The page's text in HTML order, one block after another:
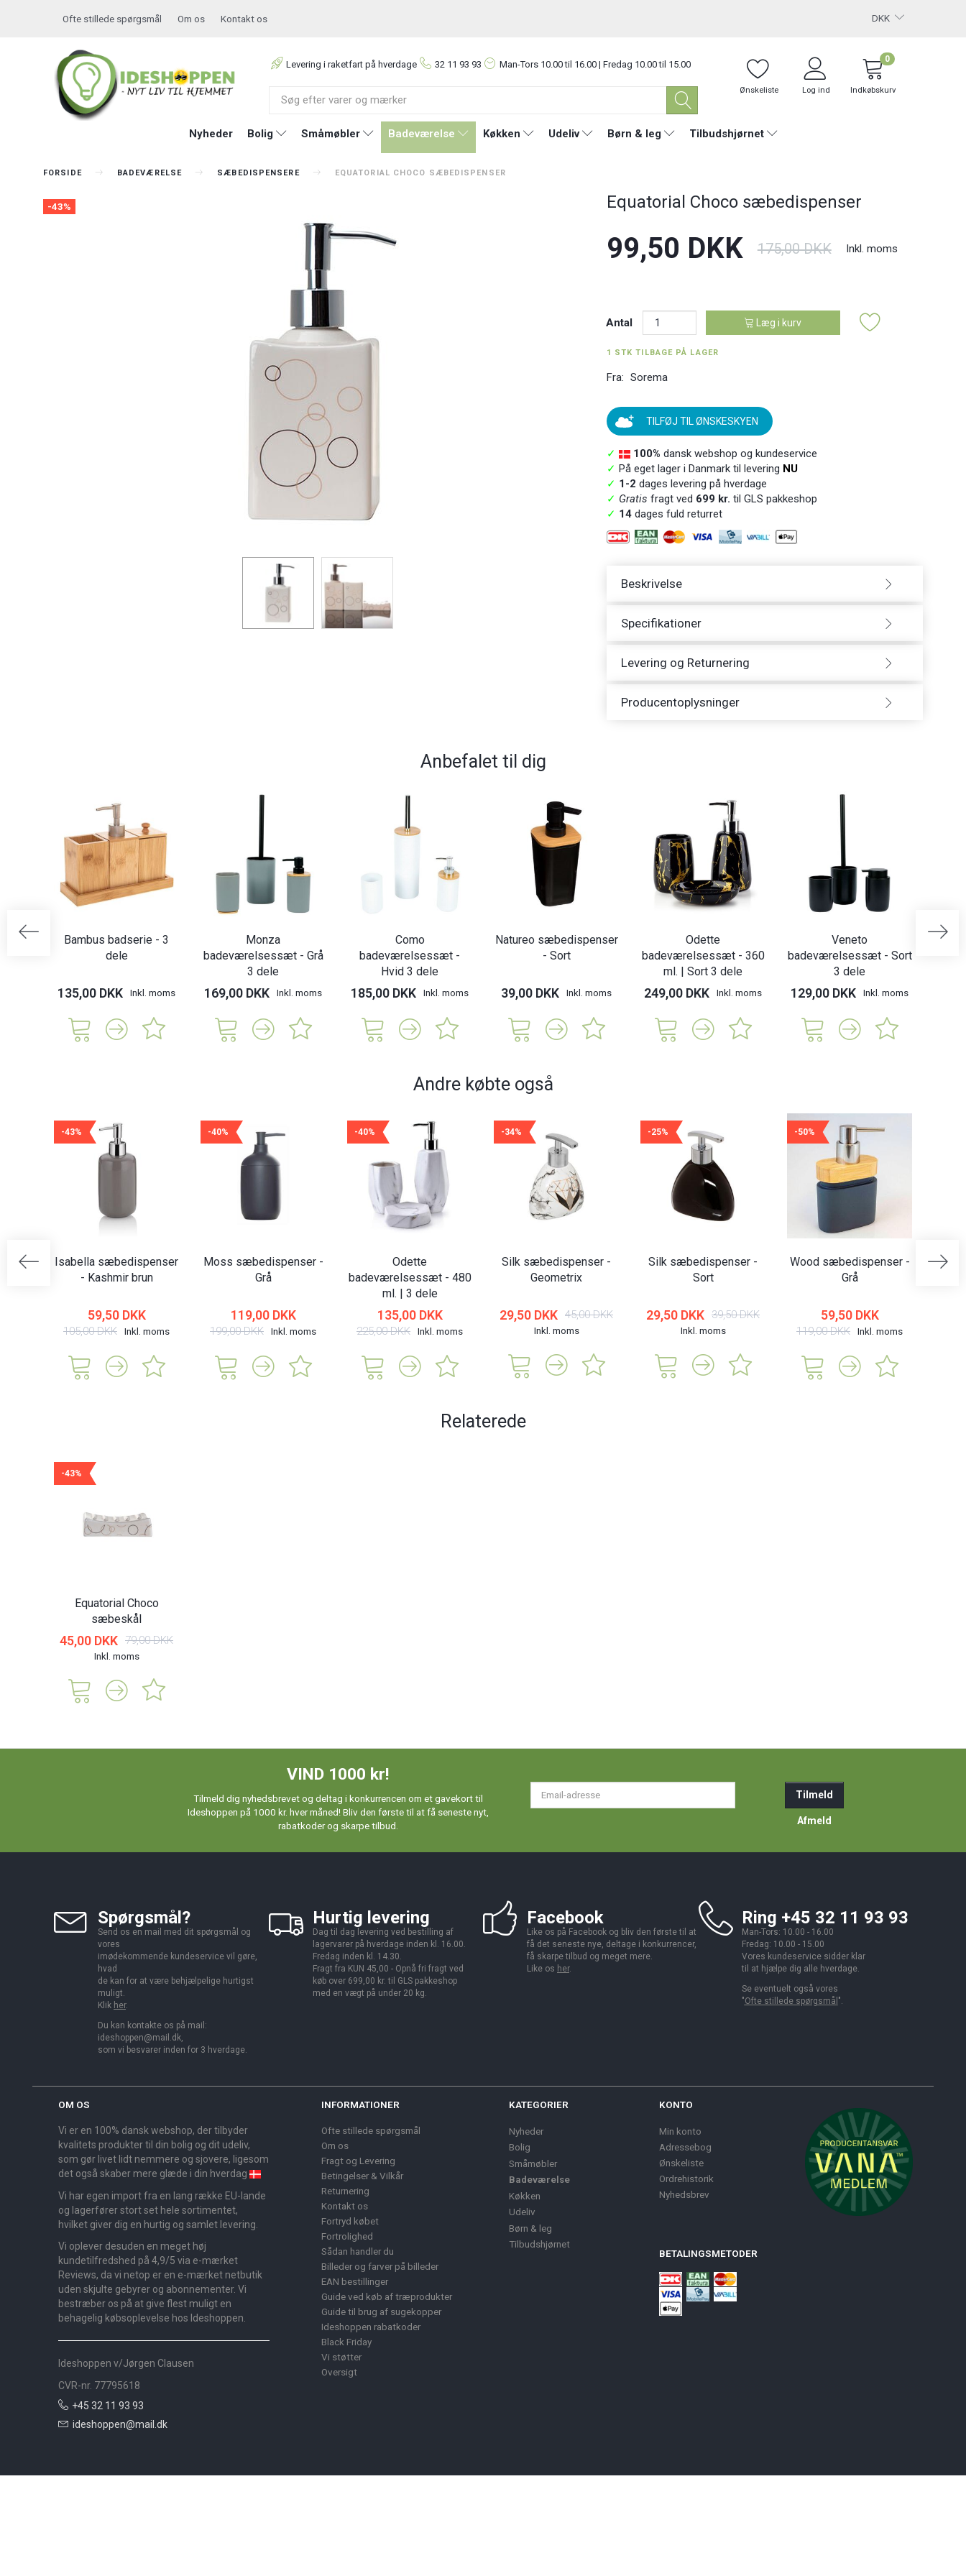
DKK
Ofte stillede spørgsmål Om os Kontakt os
Levering i raketfart på hverdage 32 11 93 93 Man-Tors 10.00 til 16.00 | Fredag 10.00 til 15.00
Ønskeliste Log ind Indkøbskurv
0
Nyheder Bolig Småmøbler Badeværelse Køkken Udeliv Børn & leg Tilbudshjørnet
FORSIDE BADEVÆRELSE SÆBEDISPENSERE EQUATORIAL CHOCO SÆBEDISPENSER
-43% Equatorial Choco sæbedispenser
99,50 DKK 175,00 DKK Inkl. moms
Antal Læg i kurv
1 STK TILBAGE PÅ LAGER
Fra: Sorema
TILFØJ TIL ØNSKESKYEN
✓ 100% dansk webshop og kundeservice
✓ På eget lager i Danmark til levering NU
✓ 1-2 dages levering på hverdage
✓ Gratis fragt ved 699 kr. til GLS pakkeshop
✓ 14dages fuld returret
Beskrivelse
Specifikationer
Levering og Returnering
Producentoplysninger
Anbefalet til dig
Bambus badserie - 3
dele
135,00 DKK Inkl. moms
Monza
badeværelsessæt - Grå
3 dele
169,00 DKK Inkl. moms
Como
badeværelsessæt -
Hvid 3 dele
185,00 DKK Inkl. moms
Natureo sæbedispenser
- Sort
39,00 DKK Inkl. moms
Odette
badeværelsessæt - 360
ml. | Sort 3 dele
249,00 DKK Inkl. moms
Veneto
badeværelsessæt - Sort
3 dele
129,00 DKK Inkl. moms
Andre købte også
-43%
Isabella sæbedispenser
- Kashmir brun
59,50 DKK
105,00 DKK Inkl. moms
-40%
Moss sæbedispenser -
Grå
119,00 DKK
199,00 DKK Inkl. moms
-40%
Odette
badeværelsessæt - 480
ml. | 3 dele
135,00 DKK
225,00 DKK Inkl. moms
-34%
Silk sæbedispenser -
Geometrix
29,50 DKK 45,00 DKK
Inkl. moms
-25%
Silk sæbedispenser -
Sort
29,50 DKK 39,50 DKK
Inkl. moms
-50%
Wood sæbedispenser -
Grå
59,50 DKK
119,00 DKK Inkl. moms
Relaterede
-43%
Equatorial Choco
sæbeskål
45,00 DKK 79,00 DKK
Inkl. moms
VIND 1000 kr!
Tilmeld dig nyhedsbrevet og deltag i konkurrencen om et gavekort til
Ideshoppen på 1000 kr. hver måned! Bliv den første til at få seneste nyt,
rabatkoder og skarpe tilbud.
Tilmeld
Afmeld
Spørgsmål?
Send os en mail med dit spørgsmål og
vores
imødekommende kundeservice vil gøre,
hvad
de kan for at være behjælpelige hurtigst
muligt.
Klik her.
Du kan kontakte os på mail:
ideshoppen@mail.dk,
som vi besvarer inden for 3 hverdage.
Hurtig levering
Dag til dag levering ved bestilling af
lagervarer på hverdage inden kl. 16.00.
Fredag inden kl. 14.30.
Fragt fra KUN 45,00 - Opnå fri fragt ved
køb over 699,00 kr. til GLS pakkeshop
med en vægt på under 20 kg.
Facebook
Like os på Facebook og bliv den første til at
få det seneste nye, deltage i konkurrencer,
få skarpe tilbud og meget mere.
Like os her.
Ring +45 32 11 93 93
Man-Tors: 10.00 - 16.00
Fredag: 10.00 - 15.00
Vores kundeservice sidder klar
til at hjælpe dig alle hverdage.
Se eventuelt også vores
"Ofte stillede spørgsmål ".
OM OS
Vi er en 100% dansk webshop, der tilbyder
kvalitets produkter til din bolig og dit udeliv,
som gør livet lidt nemmere og sjovere, ligesom
det også skaber mere glæde i din hverdag
Vi har egen import fra en lang række EU-lande
og lagerfører stort set hele sortimentet,
hvilket giver dig en hurtig og samlet levering.
Vi oplever desuden en meget høj
kundetilfredshed på 4,9/5 via e-mærket
Reviews, da vi netop er en e-mærket netbutik
uden skjulte gebyrer og abonnementer. Vi
bestræber os på at give flest muligt en
behagelig købsoplevelse hos Ideshoppen.
Ideshoppen v/Jørgen Clausen
CVR-nr. 77795618
+45 32 11 93 93
ideshoppen@mail.dk
INFORMATIONER
Ofte stillede spørgsmål
Om os
Fragt og Levering
Betingelser & Vilkår
Returnering
Kontakt os
Fortryd købet
Fortrolighed
Sådan handler du
Billeder og farver på billeder
EAN bestillinger
Guide ved køb af træprodukter
Guide til brug af sugekopper
Ideshoppen rabatkoder
Black Friday
Vi støtter
Oversigt
KATEGORIER
Nyheder
Bolig
Småmøbler
Badeværelse
Køkken
Udeliv
Børn & leg
Tilbudshjørnet
KONTO
Min konto
Adressebog
Ønskeliste
Ordrehistorik
Nyhedsbrev
BETALINGSMETODER